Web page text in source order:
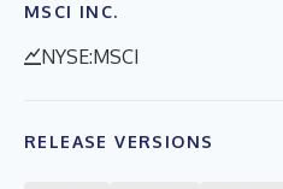
MSCI INC.
NYSE:MSCI
RELEASE VERSIONS